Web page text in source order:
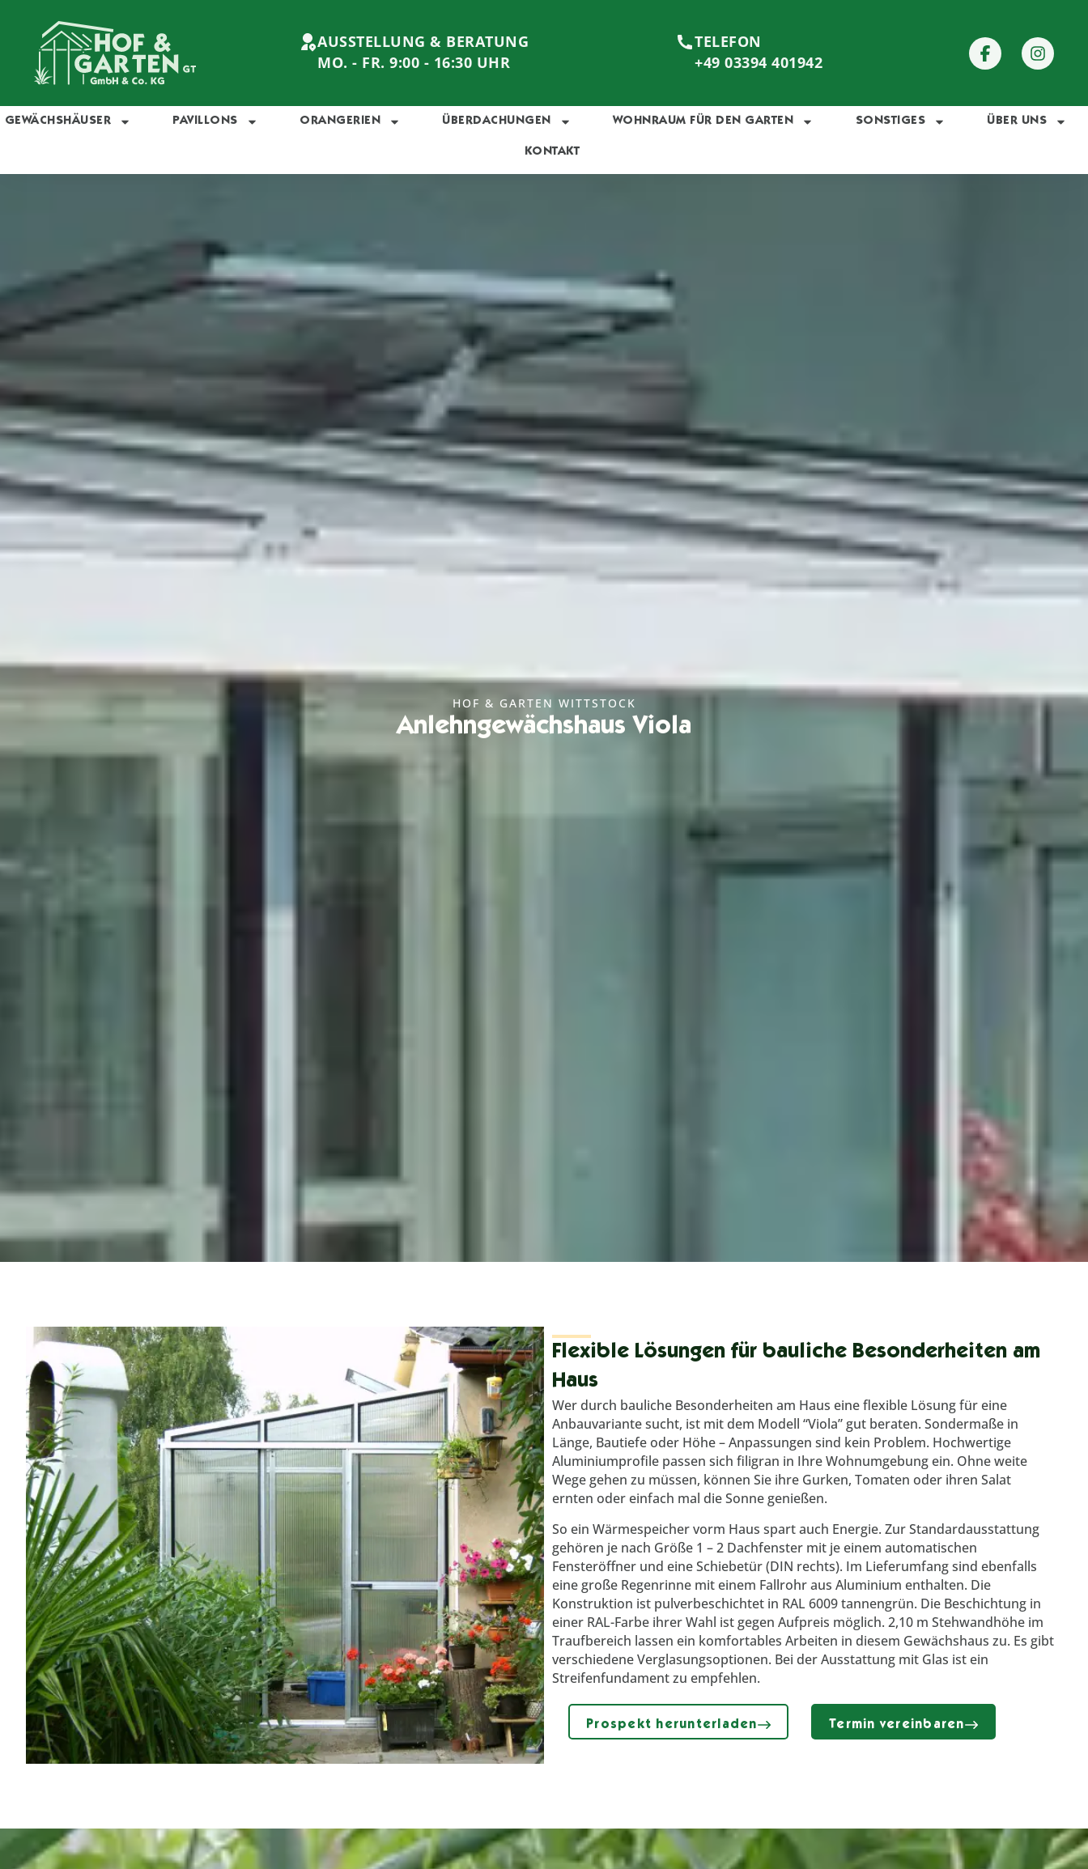
AUSSTELLUNG & BERATUNG
MO. - FR. 9:00 - 16:30 UHR
TELEFON
+49 03394 401942
GEWÄCHSHÄUSER PAVILLONS ORANGERIEN ÜBERDACHUNGEN WOHNRAUM FÜR DEN GARTEN SONSTIGES ÜBER UNS
KONTAKT
HOF & GARTEN WITTSTOCK
Anlehngewächshaus Viola
Flexible Lösungen für bauliche Besonderheiten am
Haus
Wer durch bauliche Besonderheiten am Haus eine flexible Lösung für eine
Anbauvariante sucht, ist mit dem Modell “Viola” gut beraten. Sondermaße in
Länge, Bautiefe oder Höhe – Anpassungen sind kein Problem. Hochwertige
Aluminiumprofile passen sich filigran in Ihre Wohnumgebung ein. Ohne weite
Wege gehen zu müssen, können Sie ihre Gurken, Tomaten oder ihren Salat
ernten oder einfach mal die Sonne genießen.
So ein Wärmespeicher vorm Haus spart auch Energie. Zur Standardausstattung
gehören je nach Größe 1 – 2 Dachfenster mit je einem automatischen
Fensteröffner und eine Schiebetür (DIN rechts). Im Lieferumfang sind ebenfalls
eine große Regenrinne mit einem Fallrohr aus Aluminium enthalten. Die
Konstruktion ist pulverbeschichtet in RAL 6009 tannengrün. Die Beschichtung in
einer RAL-Farbe ihrer Wahl ist gegen Aufpreis möglich. 2,10 m Stehwandhöhe im
Traufbereich lassen ein komfortables Arbeiten in diesem Gewächshaus zu. Es gibt
verschiedene Verglasungsoptionen. Bei der Ausstattung mit Glas ist ein
Streifenfundament zu empfehlen.
Prospekt herunterladen Termin vereinbaren